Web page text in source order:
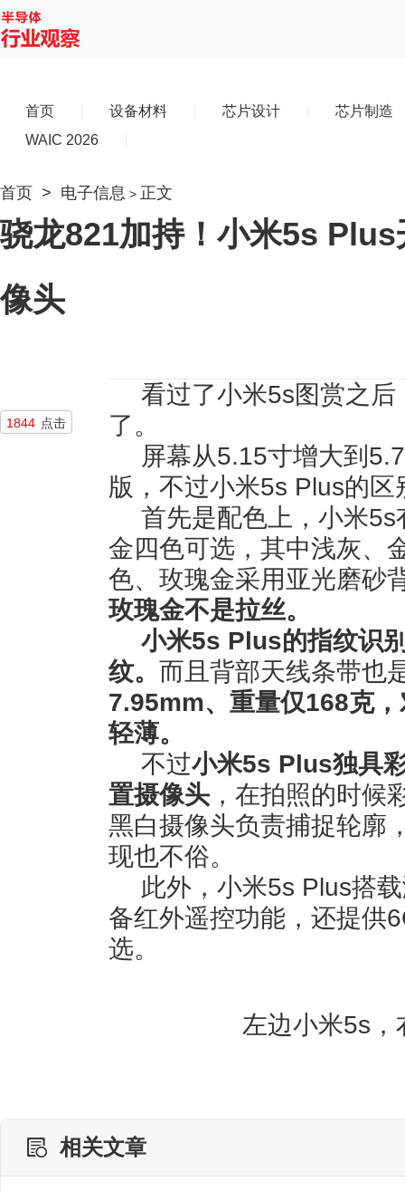
首页 设备材料 芯片设计
芯片制造
WAIC 2026
首页 > 电子信息 > 正文
骁龙821加持！小米5s
像头
1844 点击
看过了小米5s图赏之后
了。
屏幕从5.15寸增大到
版，不过小米5s Plus的
首先是配色上，小米
金四色可选，其中浅灰、
色、玫瑰金采用亚光磨砂
玫瑰金不是拉丝。
小米5s Plus的指纹识
纹。 而且背部天线条带也
7.95mm、重量仅168克
轻薄。
不过小米5s Plus独具
置摄像头 ，在拍照的时候
黑白摄像头负责捕捉轮廓
现也不俗。
此外，小米5s Plus搭
备红外遥控功能，还提供
选。
左边小米5s
相关文章